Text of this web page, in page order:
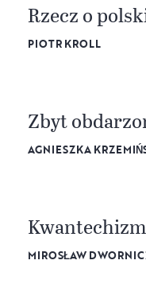
Rzecz o
PIOTR KROLL
Zbyt
AGNIESZKA
Kwantechizm
MIROSŁAW